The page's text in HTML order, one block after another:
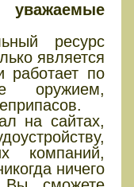
ресурс
является
работает по
оружием,
на сайтах,
компаний,
ничего